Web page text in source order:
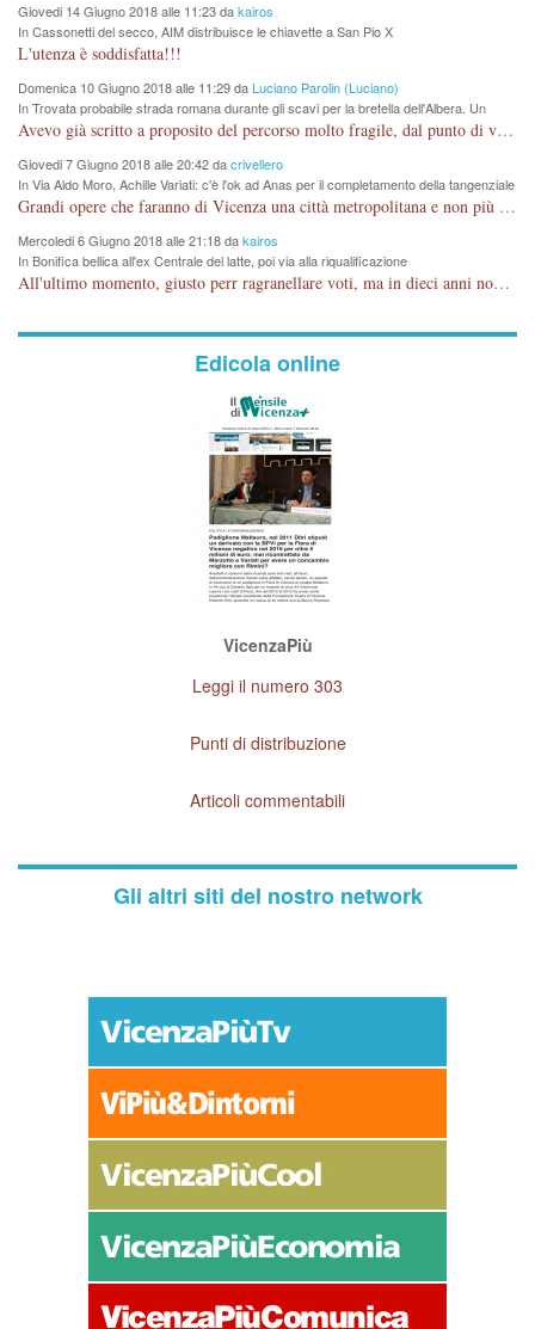
Giovedi 14 Giugno 2018 alle 11:23 dakairos
In Cassonetti del secco, AIM distribuisce le chiavette a San Pio X
L'utenza è soddisfatta!!!
Domenica 10 Giugno 2018 alle 11:29 daLuciano Parolin (Luciano)
In Trovata probabile strada romana durante gli scavi per la bretella dell'Albera. Un
nuovo stop?
Avevo già scritto a proposito del percorso molto fragile, dal punto di vista archeologico. La zona è sicuramente ricca di testimonianze religiose, con insediamenti abitativi, vedi l'acquedotto romano di Lobbia. Spero, che risorgive della Seriola, non subiscano danni.
Giovedi 7 Giugno 2018 alle 20:42 dacrivellero
In Via Aldo Moro, Achille Variati: c'è l'ok ad Anas per il completamento della tangenziale
Grandi opere che faranno di Vicenza una città metropolitana e non più provinciale soffocata dal rumore dal traffico e smog concentrato in 6 vie cittadine. complimenti
Mercoledi 6 Giugno 2018 alle 21:18 dakairos
In Bonifica bellica all'ex Centrale del latte, poi via alla riqualificazione
All'ultimo momento, giusto perr ragranellare voti, ma in dieci anni non si poteva fare prima?
Edicola online
VicenzaPiù
Leggi il numero 303
Punti di distribuzione
Articoli commentabili
Gli altri siti del nostro network